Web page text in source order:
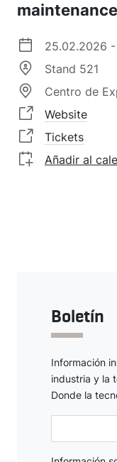
25.02.2026 -
Stand 521
Centro de
Website
Tickets
Añadir al
Boletín
Información
industria y la
Donde la